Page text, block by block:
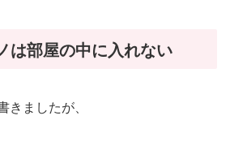
は部屋の中に入れない
ましたが、